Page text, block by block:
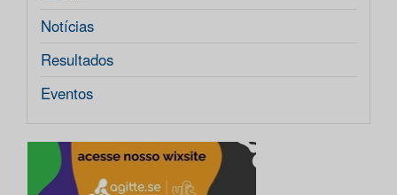
Notícias
Resultados
Eventos